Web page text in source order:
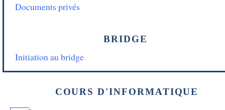
Documents privés
BRIDGE
Initiation au bridge
COURS D'INFORMATIQUE